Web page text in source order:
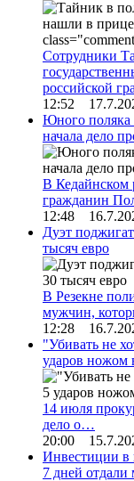
Сотрудники
российской
12:52
Юного поляка
начала дело
В Кедайнском
гражданин
12:48
Дуэт
тысяч евро
В Резекне
мужчин,
12:28
"Убивать не
ударов ножом
14 июля
дело о…
20:00
Инвестиции в
7 дней